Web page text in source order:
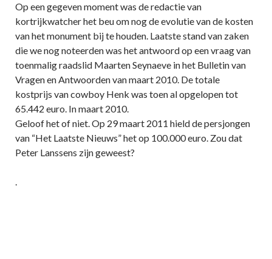
Op een gegeven moment was de redactie van
kortrijkwatcher het beu om nog de evolutie van de kosten
van het monument bij te houden. Laatste stand van zaken
die we nog noteerden was het antwoord op een vraag van
toenmalig raadslid Maarten Seynaeve in het Bulletin van
Vragen en Antwoorden van maart 2010. De totale
kostprijs van cowboy Henk was toen al opgelopen tot
65.442 euro. In maart 2010.
Geloof het of niet. Op 29 maart 2011 hield de persjongen
van “Het Laatste Nieuws” het op 100.000 euro. Zou dat
Peter Lanssens zijn geweest?
.